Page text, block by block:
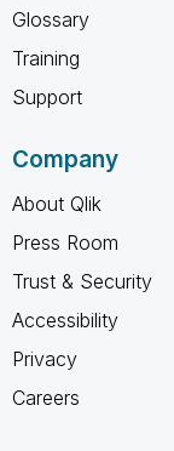
Glossary
Training
Support
Company
About Qlik
Press Room
Trust & Security
Accessibility
Privacy
Careers